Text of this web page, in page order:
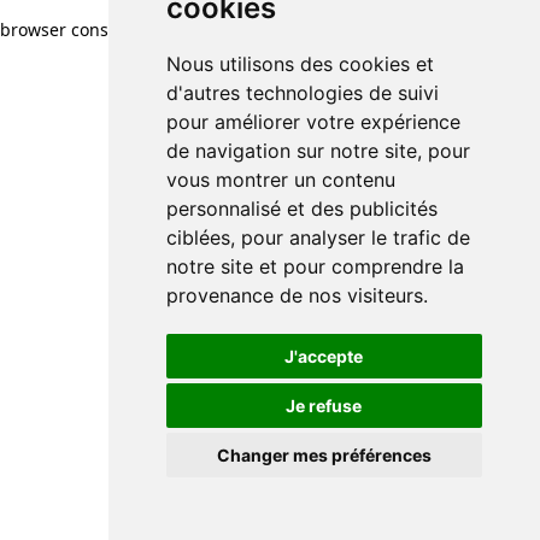
cookies
Nous utilisons des cookies et
d'autres technologies de suivi
pour améliorer votre expérience
de navigation sur notre site, pour
vous montrer un contenu
personnalisé et des publicités
ciblées, pour analyser le trafic de
notre site et pour comprendre la
provenance de nos visiteurs.
J'accepte
Je refuse
Changer mes préférences
browser console for more information)